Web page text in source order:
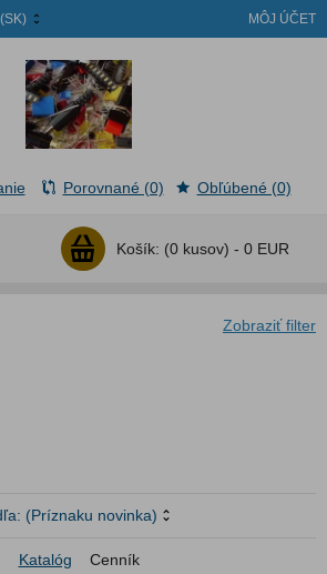
(SK) MÔJ ÚČET
Košík: (0 kusov) - 0 EUR
Porovnané (0) Obľúbené (0)
Zobraziť filter
(Príznaku novinka)
Katalóg Cenník